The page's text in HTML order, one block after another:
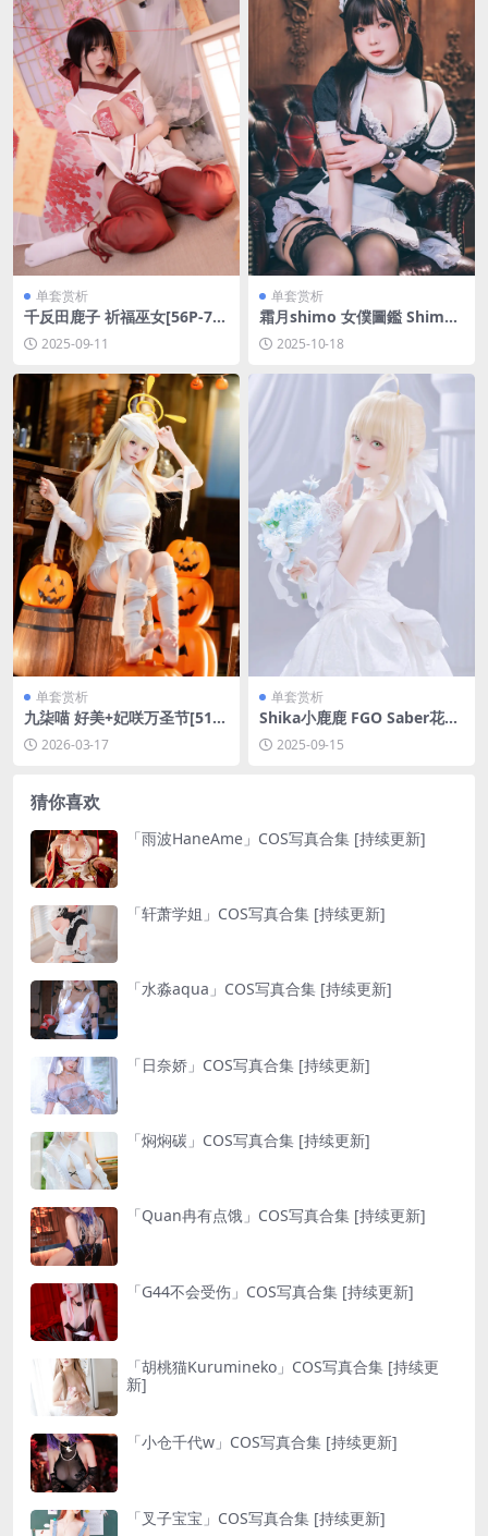
单套赏析
千反田鹿子 祈福巫女[56P-72
4M]2025-09-11
单套赏析
霜月shimo 女僕圖鑑 Shim
o's Maid Collection vol.01
[136P-198MB]
2025-10-18
单套赏析
九柒喵 好美+妃咲万圣节[51P-
453.6M]
2026-03-17
单套赏析
Shika小鹿鹿 FGO Saber花嫁
[22P-284.5M]
2025-09-15
猜你喜欢
「雨波HaneAme」COS写真合集 [持续更新]
「轩萧学姐」COS写真合集 [持续更新]
「水淼aqua」COS写真合集 [持续更新]
「日奈娇」COS写真合集 [持续更新]
「焖焖碳」COS写真合集 [持续更新]
「Quan冉有点饿」COS写真合集 [持续更新]
「G44不会受伤」COS写真合集 [持续更新]
「胡桃猫Kurumineko」COS写真合集 [持续更
新]
「小仓千代w」COS写真合集 [持续更新]
「叉子宝宝」COS写真合集 [持续更新]